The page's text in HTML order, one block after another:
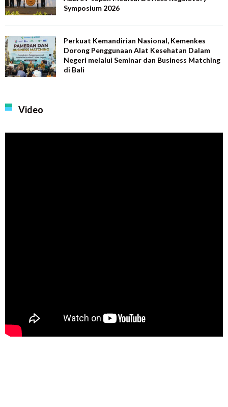
Symposium 2026
Perkuat Kemandirian Nasional, Kemenkes
Dorong Penggunaan Alat Kesehatan Dalam
Negeri melalui Seminar dan Business Matching
di Bali
Video